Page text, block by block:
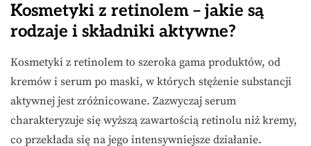
Kosmetyki z retinolem – jakie są
rodzaje i składniki aktywne?
Kosmetyki z retinolem to szeroka gama produktów, od
kremów i serum po maski, w których stężenie substancji
aktywnej jest zróżnicowane. Zazwyczaj serum
charakteryzuje się wyższą zawartością retinolu niż kremy,
co przekłada się na jego intensywniejsze działanie.